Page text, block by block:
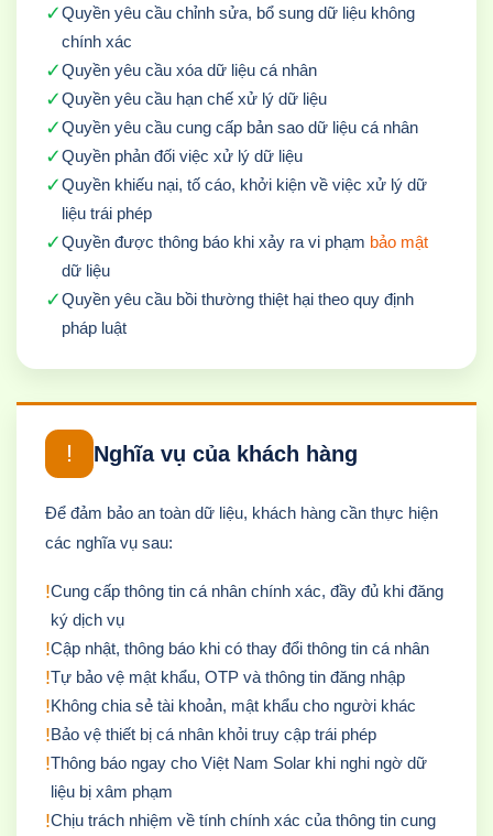
✓Quyền yêu cầu chỉnh sửa, bổ sung dữ liệu không
chính xác
✓Quyền yêu cầu xóa dữ liệu cá nhân
✓Quyền yêu cầu hạn chế xử lý dữ liệu
✓Quyền yêu cầu cung cấp bản sao dữ liệu cá nhân
✓Quyền phản đối việc xử lý dữ liệu
✓Quyền khiếu nại, tố cáo, khởi kiện về việc xử lý dữ
liệu trái phép
✓Quyền được thông báo khi xảy ra vi phạm bảo mật
dữ liệu
✓Quyền yêu cầu bồi thường thiệt hại theo quy định
pháp luật
! Nghĩa vụ của khách hàng
Để đảm bảo an toàn dữ liệu, khách hàng cần thực hiện
các nghĩa vụ sau:
!Cung cấp thông tin cá nhân chính xác, đầy đủ khi đăng
ký dịch vụ
!Cập nhật, thông báo khi có thay đổi thông tin cá nhân
!Tự bảo vệ mật khẩu, OTP và thông tin đăng nhập
!Không chia sẻ tài khoản, mật khẩu cho người khác
!Bảo vệ thiết bị cá nhân khỏi truy cập trái phép
!Thông báo ngay cho Việt Nam Solar khi nghi ngờ dữ
liệu bị xâm phạm
!Chịu trách nhiệm về tính chính xác của thông tin cung